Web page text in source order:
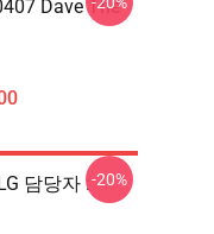
Dave The
담당자 :-20%